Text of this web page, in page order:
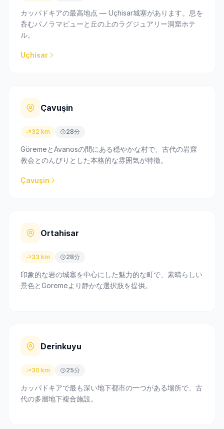
カッパドキアの最高地点 — Uçhisar城塞があります。息を
呑むパノラマビューと丘の上のラグジュアリー洞窟ホテ
ル。
Uçhisar
Çavuşin
32 km 28分
GöremeとAvanosの間にある穏やかな村で、古代の岩窟
教会とのんびりとした本格的な雰囲気が特徴。
Çavuşin
Ortahisar
33 km 28分
印象的な岩の城塞を中心にした魅力的な町で、素晴らしい
景色とGöremeより静かな選択肢を提供。
Derinkuyu
30 km 25分
カッパドキアで最も深い地下都市の一つがある場所で、古
代の多層地下複合施設。